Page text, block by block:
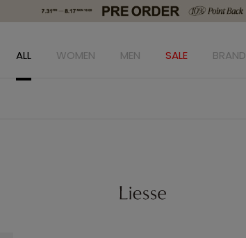
ALL WOMEN MEN SALE BRAND